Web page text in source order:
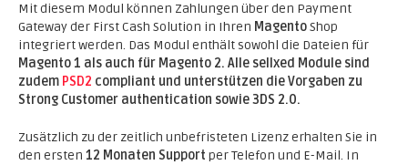
Mit diesem Modul können Zahlungen über den Payment
Gateway der First Cash Solution in Ihren MagentoShop
integriert werden. Das Modul enthält sowohl die Dateien für
Magento 1 als auch für Magento 2. Alle sellxed Module sind
zudem PSD2 compliant und unterstützen die Vorgaben zu
Strong Customer authentication sowie 3DS 2.0.
Zusätzlich zu der zeitlich unbefristeten Lizenz erhalten Sie in
den ersten 12 Monaten Support per Telefon und E-Mail. In